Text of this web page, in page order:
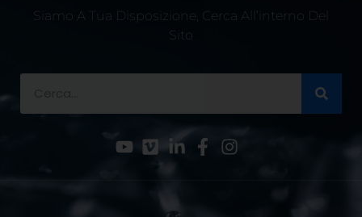
Siamo A Tua Disposizione, Cerca All’interno Del
Sito